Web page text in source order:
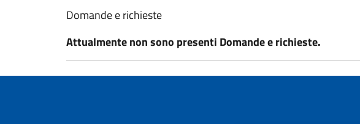
Domande e richieste
Attualmente non sono presenti Domande e richieste.